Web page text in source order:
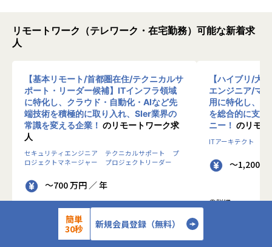
リモートワーク（テレワーク・在宅勤務）可能な新着求
人
【基本リモート/首都圏在住/テクニカルサ
ポート・リーダー候補】ITインフラ領域
に特化し、クラウド・自動化・AIなど先
端技術を積極的に取り入れ、SIer業界の
常識を変える企業！ のリモートワーク求
人
セキュリティエンジニア テクニカルサポート
プ
ロジェクトマネージャー
プロジェクトリーダー
～700 万円 ／ 年
【ハイブリ/大
エンジニア/マ
用に特化し、
を総合的に支援
ニー！ のリモ
ITアーキテクト
～1,200
◎詳細
簡単
30秒
新規会員登録（無料）